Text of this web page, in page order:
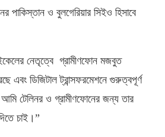
পাকিস্তান ও বুলগেরিয়ার সিইও হিসাবে
নেতৃত্বে গ্রামীণফোন মজবুত
এবং ডিজিটাল ট্রান্সফরমেশনে গুরুত্বপূর্ণ
টেলিনর ও গ্রামীণফোনের জন্য তার
চাই।”